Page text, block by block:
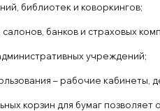
, библиотек и коворкингов;
, салонов , банков и страховых
ных учреждений;
– рабочие кабинеты ,
корзин для бумаг позволяет